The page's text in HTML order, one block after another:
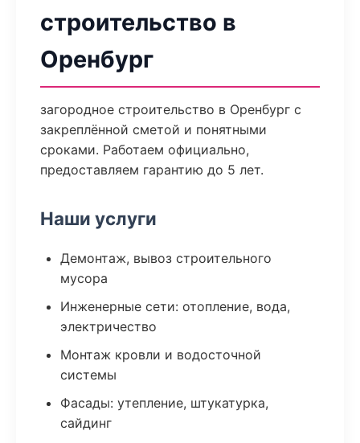
строительство в
Оренбург
загородное строительство в Оренбург с
закреплённой сметой и понятными
сроками. Работаем официально,
предоставляем гарантию до 5 лет.
Наши услуги
Демонтаж, вывоз строительного
мусора
Инженерные сети: отопление, вода,
электричество
Монтаж кровли и водосточной
системы
Фасады: утепление, штукатурка,
сайдинг